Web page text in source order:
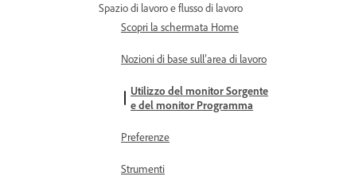
Spazio di lavoro e flusso di lavoro
Scopri la schermata Home
Nozioni di base sull’area di lavoro
Utilizzo del monitor Sorgente
e del monitor Programma
Preferenze
Strumenti